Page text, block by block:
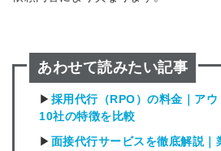
あわせて読みたい記事
▶ 採用代行（RPO）の料金｜ア
10社の特徴を比較
▶ 面接代行サービスを徹底解説｜